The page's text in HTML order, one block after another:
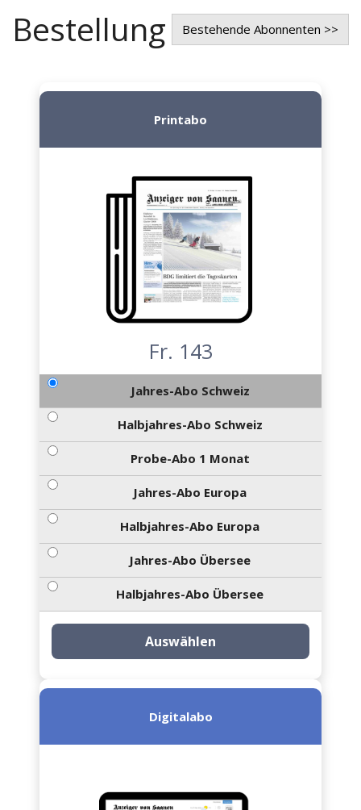
Bestellung Bestehende Abonnenten >>
Printabo
Fr. 143
Jahres-Abo Schweiz
Halbjahres-Abo Schweiz
Probe-Abo 1 Monat
Jahres-Abo Europa
Halbjahres-Abo Europa
Jahres-Abo Übersee
Halbjahres-Abo Übersee
Auswählen
Digitalabo